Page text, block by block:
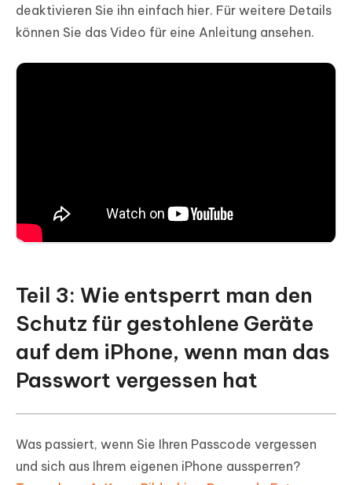
deaktivieren Sie ihn einfach hier. Für weitere Details
können Sie das Video für eine Anleitung ansehen.
Teil 3: Wie entsperrt man den
Schutz für gestohlene Geräte
auf dem iPhone, wenn man das
Passwort vergessen hat
Was passiert, wenn Sie Ihren Passcode vergessen
und sich aus Ihrem eigenen iPhone aussperren?